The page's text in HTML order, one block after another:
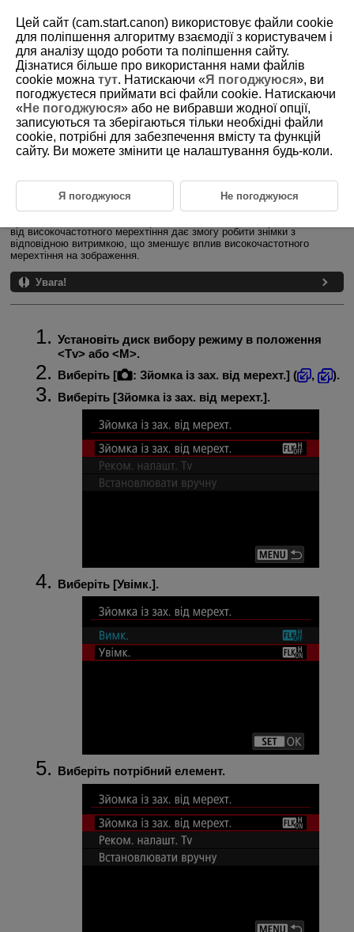
D388-075
Захист від високочастотного
мерехтіння
Рекомендоване налаштування Tv
Налаштування вручну
Якщо знімати за освітлення джерелами світла, які мерехтять на
від високочастотного мерехтіння дає змогу робити знімки з
відповідною витримкою, що зменшує вплив високочастотного
мерехтіння на зображення.
Увага!
Установіть диск вибору режиму в положення
Tv
або M
.
Виберіть [
: Зйомка із зах. від мерехт.] ( ,
).
Виберіть [Зйомка із зах. від мерехт.].
Виберіть [Увімк.].
Виберіть потрібний елемент.
Цей сайт (cam.start.canon) використовує файли cookie
для поліпшення алгоритму взаємодії з користувачем і
для аналізу щодо роботи та поліпшення сайту.
Дізнатися більше про використання нами файлів
cookie можна тут. Натискаючи «Я погоджуюся», ви
погоджуєтеся приймати всі файли cookie. Натискаючи
«Не погоджуюся» або не вибравши жодної опції,
записуються та зберігаються тільки необхідні файли
cookie, потрібні для забезпечення вмісту та функцій
сайту. Ви можете змінити це налаштування будь-коли.
Я погоджуюся Не погоджуюся